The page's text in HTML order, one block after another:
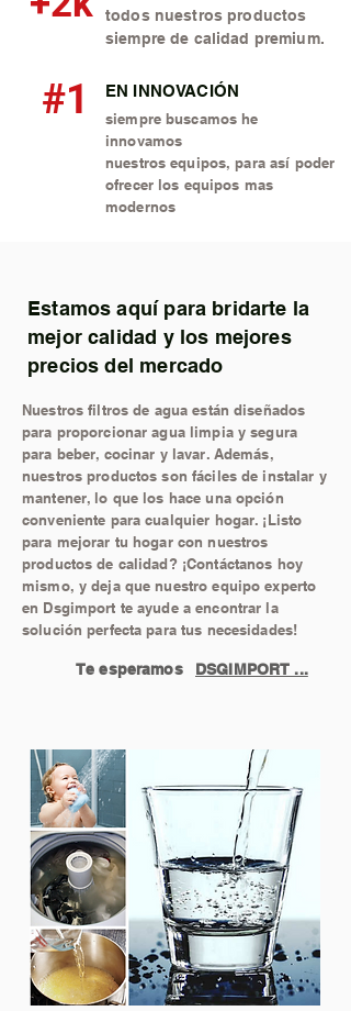
todos nuestros productos
siempre de calidad premium.
EN INNOVACIÓN
#1
siempre buscamos he
innovamos
nuestros equipos, para así poder
ofrecer los equipos mas
modernos
Estamos aquí para bridarte la
mejor calidad y los mejores
precios del mercado
Nuestros filtros de agua están diseñados
para proporcionar agua limpia y segura
para beber, cocinar y lavar. Además,
nuestros productos son fáciles de instalar y
mantener, lo que los hace una opción
conveniente para cualquier hogar. ¡Listo
para mejorar tu hogar con nuestros
productos de calidad? ¡Contáctanos hoy
mismo, y deja que nuestro equipo experto
en Dsgimport te ayude a encontrar la
solución perfecta para tus necesidades!
Te esperamos DSGIMPORT ...